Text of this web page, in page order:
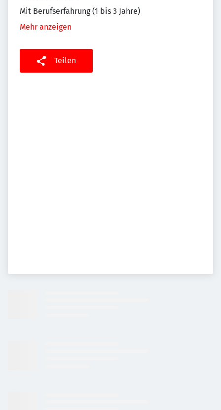
Mit Berufserfahrung (1 bis 3 Jahre)
Mehr anzeigen
Teilen